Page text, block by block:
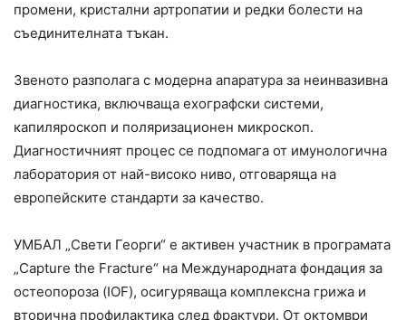
промени, кристални артропатии и редки болести на
съединителната тъкан.
Звеното разполага с модерна апаратура за неинвазивна
диагностика, включваща ехографски системи,
капиляроскоп и поляризационен микроскоп.
Диагностичният процес се подпомага от имунологична
лаборатория от най-високо ниво, отговаряща на
европейските стандарти за качество.
УМБАЛ „Свети Георги“ е активен участник в програмата
„Capture the Fracture“ на Международната фондация за
остеопороза (IOF), осигуряваща комплексна грижа и
вторична профилактика след фрактури. От октомври